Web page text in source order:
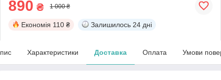
890 ₴ 1 000 ₴
Економія 110 ₴ Залишилось 24 дні
Характеристики Доставка Оплата Умови